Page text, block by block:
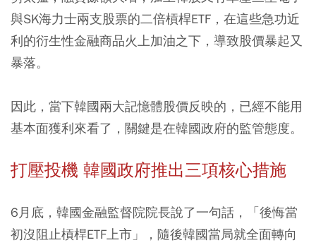
與SK海力士兩支股票的二倍槓桿ETF，在這些急功近
利的衍生性金融商品火上加油之下，導致股價暴起又
暴落。
因此，當下韓國兩大記憶體股價反映的，已經不能用
基本面獲利來看了，關鍵是在韓國政府的監管態度。
打壓投機 韓國政府推出三項核心措施
6月底，韓國金融監督院院長說了一句話，「後悔當
初沒阻止槓桿ETF上市」，隨後韓國當局就全面轉向